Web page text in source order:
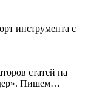
инструмента с
статей на
Пишем…